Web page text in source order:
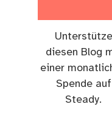
Unterstütze
diesen Blog
einer
Spende auf
Steady.